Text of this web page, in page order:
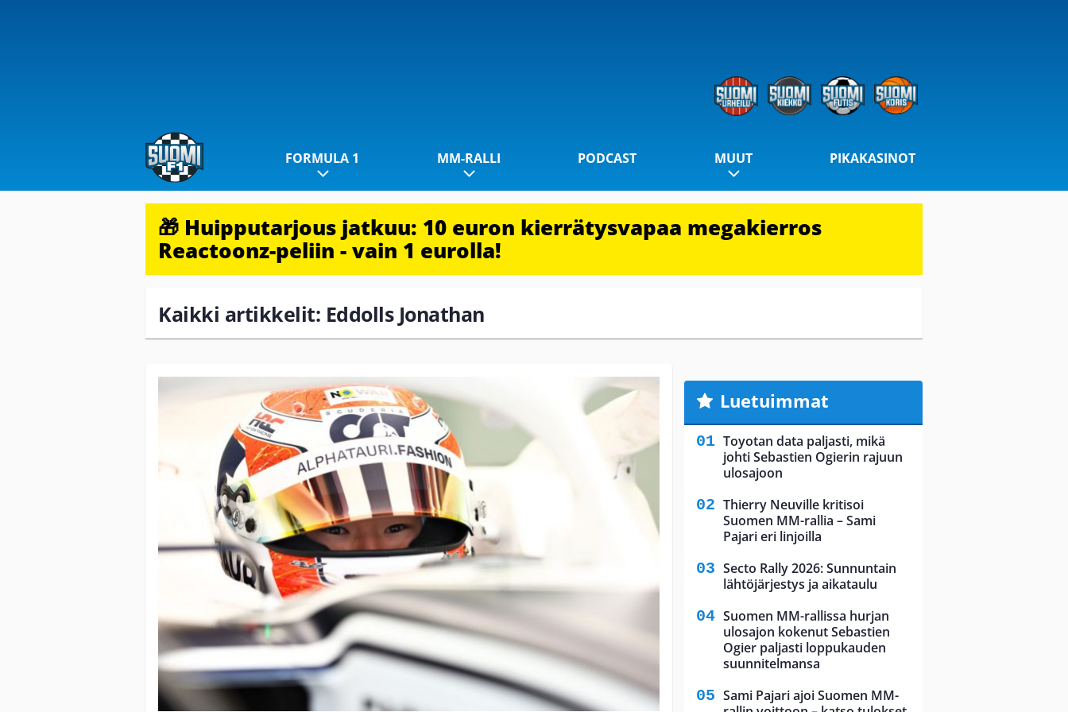
FORMULA 1 MM-RALLI PODCAST MUUT PIKAKASINOT
🎁 Huipputarjous jatkuu: 10 euron kierrätysvapaa megakierros
Reactoonz-peliin - vain 1 eurolla!
Kaikki artikkelit: Eddolls Jonathan
Luetuimmat
Toyotan data paljasti, mikä
johti Sebastien Ogierin rajuun
ulosajoon
Thierry Neuville kritisoi
Suomen MM-rallia – Sami
Pajari eri linjoilla
Secto Rally 2026: Sunnuntain
lähtöjärjestys ja aikataulu
Suomen MM-rallissa hurjan
ulosajon kokenut Sebastien
Ogier paljasti loppukauden
suunnitelmansa
Sami Pajari ajoi Suomen MM-